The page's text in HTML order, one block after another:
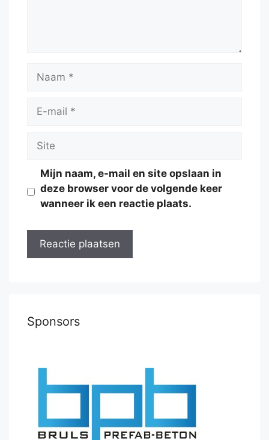
Naam
Site
Mijn naam, e-mail en site opslaan in
deze browser voor de volgende keer
wanneer ik een reactie plaats.
Sponsors